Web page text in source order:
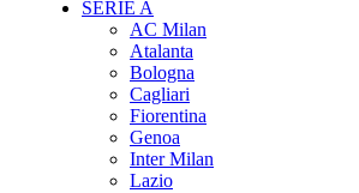
SERIE A
AC Milan
Atalanta
Bologna
Cagliari
Fiorentina
Genoa
Inter Milan
Lazio